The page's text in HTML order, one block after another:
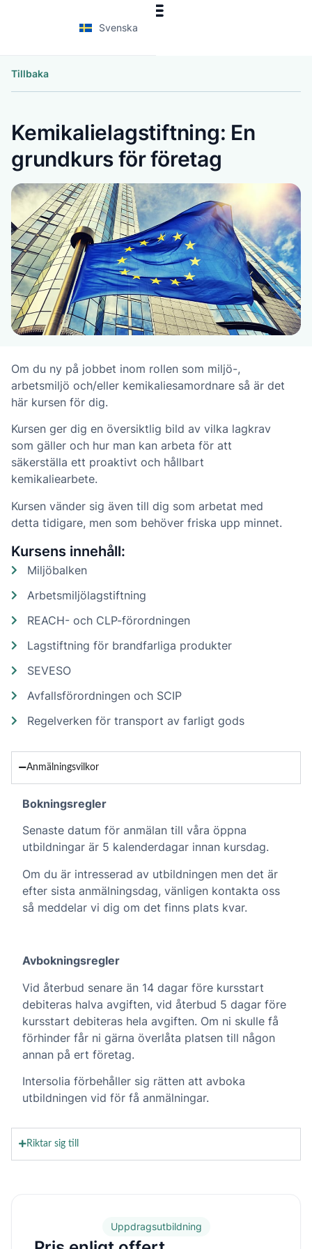
Svenska
Tillbaka
Kemikalielagstiftning: En
grundkurs för företag
Om du ny på jobbet inom rollen som miljö-,
arbetsmiljö och/eller kemikaliesamordnare så är det
här kursen för dig.
Kursen ger dig en översiktlig bild av vilka lagkrav
som gäller och hur man kan arbeta för att
säkerställa ett proaktivt och hållbart
kemikaliearbete.
Kursen vänder sig även till dig som arbetat med
detta tidigare, men som behöver friska upp minnet.
Kursens innehåll:
Miljöbalken
Arbetsmiljölagstiftning
REACH- och CLP-förordningen
Lagstiftning för brandfarliga produkter
SEVESO
Avfallsförordningen och SCIP
Regelverken för transport av farligt gods
Anmälningsvilkor
Bokningsregler
Senaste datum för anmälan till våra öppna
utbildningar är 5 kalenderdagar innan kursdag.
Om du är intresserad av utbildningen men det är
efter sista anmälningsdag, vänligen kontakta oss
så meddelar vi dig om det finns plats kvar.
Avbokningsregler
Vid återbud senare än 14 dagar före kursstart
debiteras halva avgiften, vid återbud 5 dagar före
kursstart debiteras hela avgiften. Om ni skulle få
förhinder får ni gärna överlåta platsen till någon
annan på ert företag.
Intersolia förbehåller sig rätten att avboka
utbildningen vid för få anmälningar.
Riktar sig till
Uppdragsutbildning